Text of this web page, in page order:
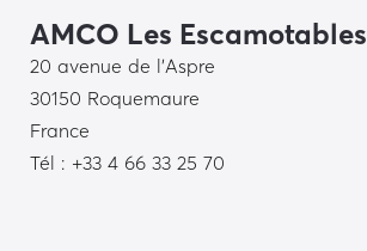
AMCO Les Escamotables
20 avenue de l’Aspre
30150 Roquemaure
France
Tél : +33 4 66 33 25 70